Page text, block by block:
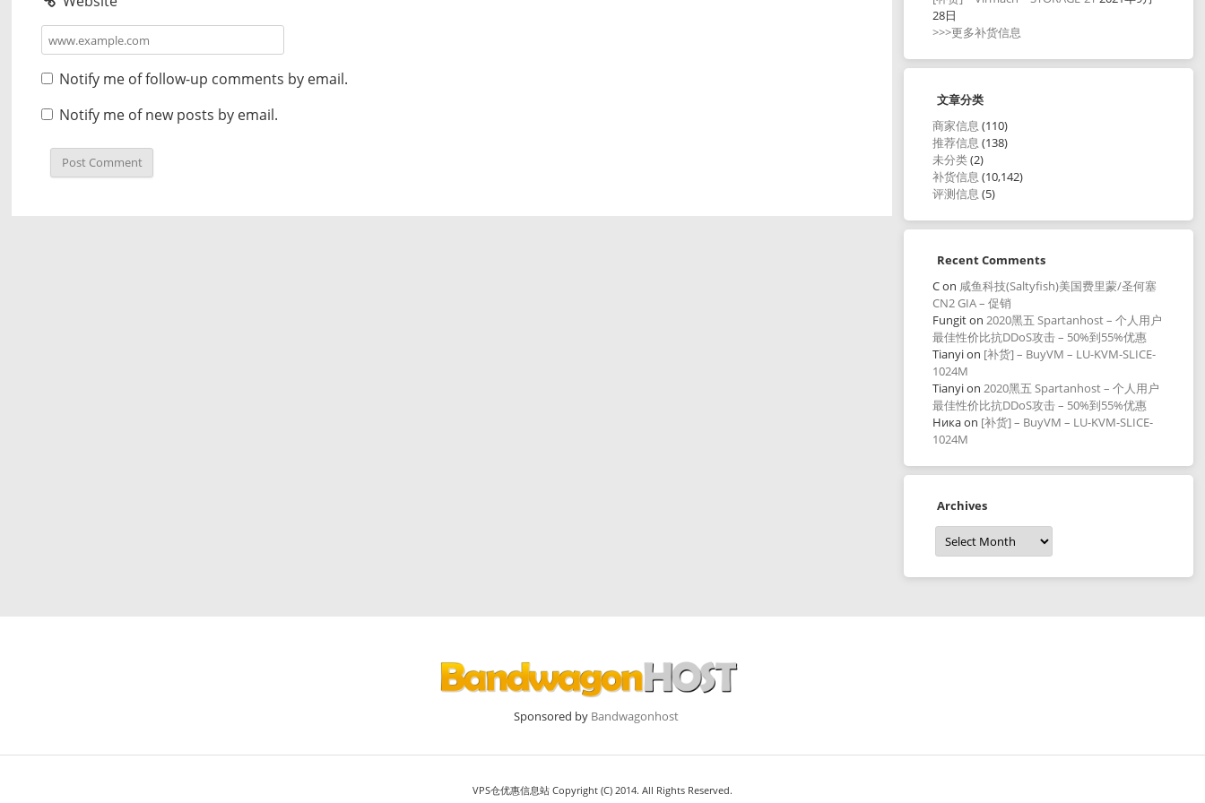
Notify me of follow-up comments by email.
Notify me of new posts by email.
28日
>>>更多补货信息
文章分类
商家信息 (110)
推荐信息 (138)
未分类(2)
补货信息 (10,142)
评测信息 (5)
Recent Comments
Con 咸鱼科技(Saltyfish)美国费里蒙/圣何塞
CN2 GIA – 促销
Fungiton2020黑五 Spartanhost – 个人用户
最佳性价比抗DDoS攻击 – 50%到55%优惠
Tianyion [补货] – BuyVM – LU-KVM-SLICE-
1024M
Tianyion2020黑五 Spartanhost – 个人用户
最佳性价比抗DDoS攻击 – 50%到55%优惠
Никаon [补货] – BuyVM – LU-KVM-SLICE-
1024M
Archives
Archives
Sponsored by Bandwagonhost
VPS仓优惠信息站 Copyright (C) 2014. All Rights Reserved.